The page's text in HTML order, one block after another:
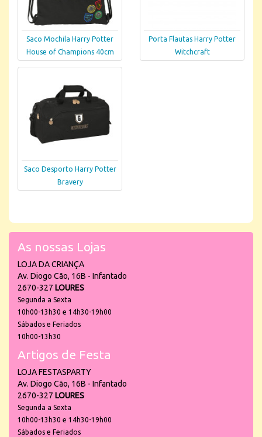
Saco Mochila Harry Potter
House of Champions 40cm
Porta Flautas Harry Potter
Witchcraft
Saco Desporto Harry Potter
Bravery
As nossas Lojas
LOJA DA CRIANÇA
Av. Diogo Cão, 16B - Infantado
2670-327 LOURES
Segunda a Sexta
10h00-13h30 e 14h30-19h00
Sábados e Feriados
10h00-13h30
Artigos de Festa
LOJA FESTASPARTY
Av. Diogo Cão, 16B - Infantado
2670-327 LOURES
Segunda a Sexta
10h00-13h30 e 14h30-19h00
Sábados e Feriados